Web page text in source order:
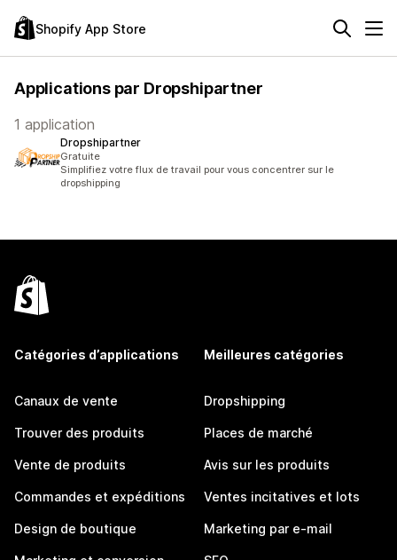
Shopify App Store
Applications par Dropshipartner
1 application
Dropshipartner
Gratuite
Simplifiez votre flux de travail pour vous concentrer sur le
dropshipping
Catégories d’applications
Canaux de vente
Trouver des produits
Vente de produits
Commandes et expéditions
Design de boutique
Meilleures catégories
Dropshipping
Places de marché
Avis sur les produits
Ventes incitatives et lots
Marketing par e-mail